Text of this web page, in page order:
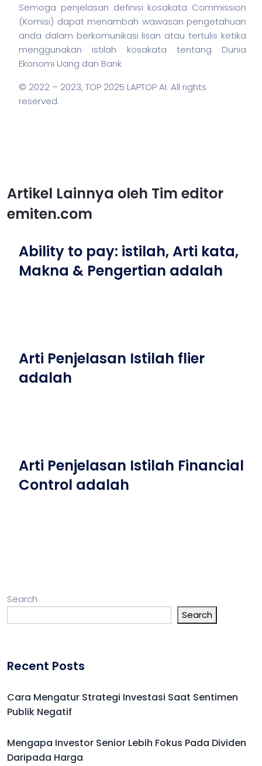
Semoga penjelasan definisi kosakata Commission
(Komisi) dapat menambah wawasan pengetahuan
anda dalam berkomunikasi lisan atau tertulis ketika
menggunakan istilah kosakata tentang Dunia
Ekonomi Uang dan Bank
© 2022 – 2023, TOP 2025 LAPTOP AI. All rights
reserved.
Artikel Lainnya oleh Tim editor
emiten.com
Ability to pay: istilah, Arti kata,
Makna & Pengertian adalah
Arti Penjelasan Istilah flier
adalah
Arti Penjelasan Istilah Financial
Control adalah
Search
Search
Recent Posts
Cara Mengatur Strategi Investasi Saat Sentimen
Publik Negatif
Mengapa Investor Senior Lebih Fokus Pada Dividen
Daripada Harga